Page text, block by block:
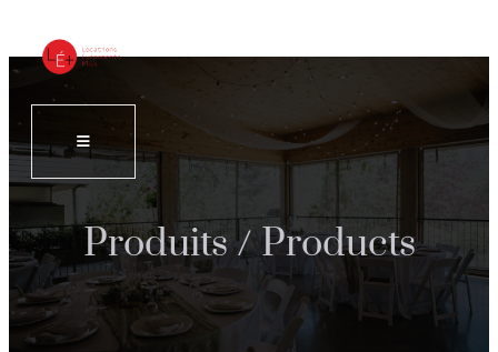
Produits / Products